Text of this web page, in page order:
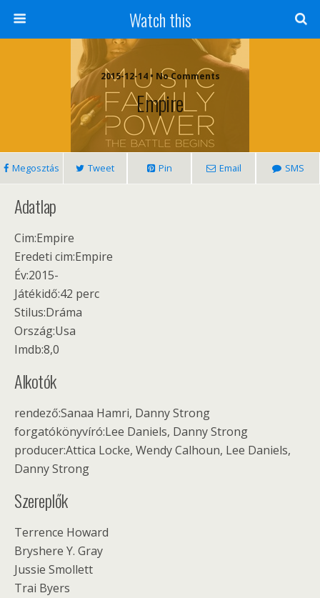
Watch this
2015-12-14 • No Comments
Empire
Megosztás Tweet Pin Email SMS
Adatlap
Cim:Empire
Eredeti cim:Empire
Év:2015-
Játékidő:42 perc
Stilus:Dráma
Ország:Usa
Imdb:8,0
Alkotók
rendező:Sanaa Hamri, Danny Strong
forgatókönyvíró:Lee Daniels, Danny Strong
producer:Attica Locke, Wendy Calhoun, Lee Daniels,
Danny Strong
Szereplők
Terrence Howard
Bryshere Y. Gray
Jussie Smollett
Trai Byers